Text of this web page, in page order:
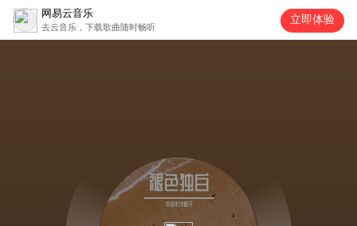
网易云音乐
去云音乐，下载歌曲随时畅听
立即体验